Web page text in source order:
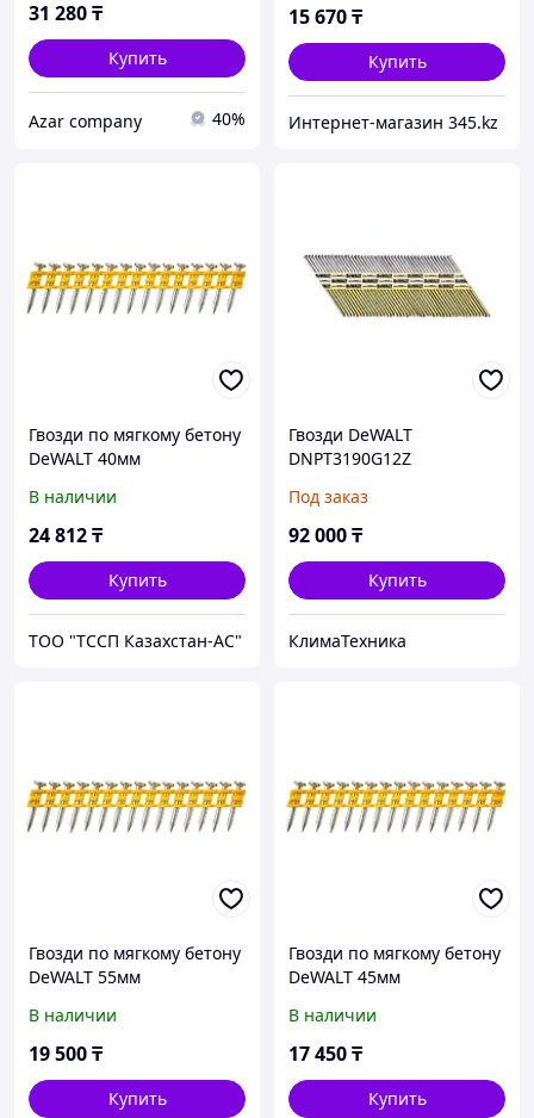
31 280₸
Купить
Azar company 40%
15 670₸
Купить
Интернет-магазин 345.kz
Гвозди по мягкому бетону
DeWALT 40мм
В наличии
24 812₸
Купить
ТОО "ТССП Казахстан-АС"
Гвозди DeWALT
DNPT3190G12Z
Под заказ
92 000₸
Купить
КлимаТехника
Гвозди по мягкому бетону
DeWALT 55мм
В наличии
19 500₸
Купить
Гвозди по мягкому бетону
DeWALT 45мм
В наличии
17 450₸
Купить